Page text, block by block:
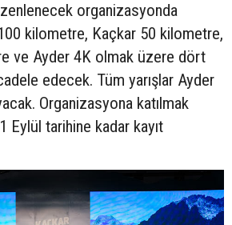
organizasyonda
kilometre, Kaçkar 50 kilometre,
ve Ayder 4K olmak üzere dört
edecek. Tüm yarışlar Ayder
Organizasyona katılmak
Eylül tarihine kadar kayıt